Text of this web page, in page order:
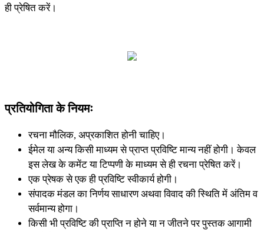
ही प्रेषित करें।
प्रतियोगिता के नियमः
रचना मौलिक, अप्रकाशित होनी चाहिए।
ईमेल या अन्य किसी माध्यम से प्राप्त प्रविष्टि मान्य नहीं होगी। केवल
इस लेख के कमेंट या टिप्पणी के माध्यम से ही रचना प्रेषित करें।
एक प्रेषक से एक ही प्रविष्टि स्वीकार्य होगी।
संपादक मंडल का निर्णय साधारण अथवा विवाद की स्थिति में अंतिम व
सर्वमान्य होगा।
किसी भी प्रविष्टि की प्राप्ति न होने या न जीतने पर पुस्तक आगामी